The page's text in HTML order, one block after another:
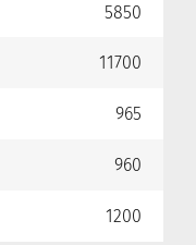
5850
11700
965
960
1200